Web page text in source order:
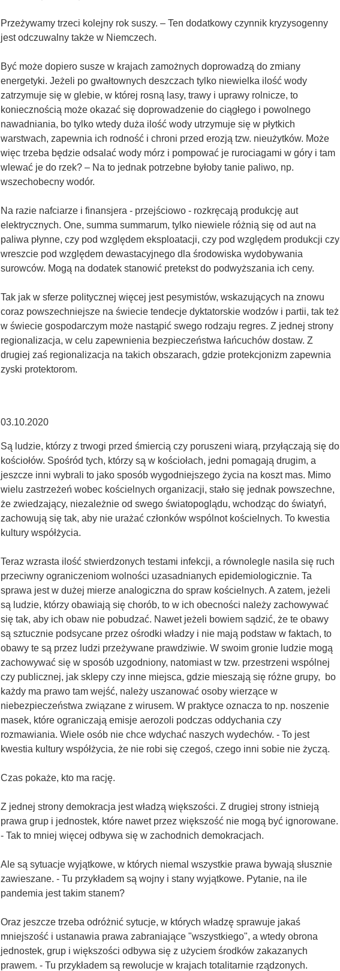
Przeżywamy trzeci kolejny rok suszy. – Ten dodatkowy czynnik kryzysogenny
jest odczuwalny także w Niemczech.
Być może dopiero susze w krajach zamożnych doprowadzą do zmiany
energetyki. Jeżeli po gwałtownych deszczach tylko niewielka ilość wody
zatrzymuje się w glebie, w której rosną lasy, trawy i uprawy rolnicze, to
koniecznością może okazać się doprowadzenie do ciągłego i powolnego
nawadniania, bo tylko wtedy duża ilość wody utrzymuje się w płytkich
warstwach, zapewnia ich rodność i chroni przed erozją tzw. nieużytków. Może
więc trzeba będzie odsalać wody mórz i pompować je rurociagami w góry i tam
wlewać je do rzek? – Na to jednak potrzebne byłoby tanie paliwo, np.
wszechobecny wodór.
Na razie nafciarze i finansjera - przejściowo - rozkręcają produkcję aut
elektrycznych. One, summa summarum, tylko niewiele różnią się od aut na
paliwa płynne, czy pod względem eksploatacji, czy pod względem produkcji czy
wreszcie pod względem dewastacyjnego dla środowiska wydobywania
surowców. Mogą na dodatek stanowić pretekst do podwyższania ich ceny.
Tak jak w sferze politycznej więcej jest pesymistów, wskazujących na znowu
coraz powszechniejsze na świecie tendecje dyktatorskie wodzów i partii, tak też
w świecie gospodarczym może nastąpić swego rodzaju regres. Z jednej strony
regionalizacja, w celu zapewnienia bezpieczeństwa łańcuchów dostaw. Z
drugiej zaś regionalizacja na takich obszarach, gdzie protekcjonizm zapewnia
zyski protektorom.
03.10.2020
Są ludzie, którzy z trwogi przed śmiercią czy poruszeni wiarą, przyłączają się do
kościołów. Spośród tych, którzy są w kościołach, jedni pomagają drugim, a
jeszcze inni wybrali to jako sposób wygodniejszego życia na koszt mas. Mimo
wielu zastrzeżeń wobec kościelnych organizacji, stało się jednak powszechne,
że zwiedzający, niezależnie od swego światopoglądu, wchodząc do światyń,
zachowują się tak, aby nie urażać członków wspólnot kościelnych. To kwestia
kultury współżycia.
Teraz wzrasta ilość stwierdzonych testami infekcji, a równolegle nasila się ruch
przeciwny ograniczeniom wolności uzasadnianych epidemiologicznie. Ta
sprawa jest w dużej mierze analogiczna do spraw kościelnych. A zatem, jeżeli
są ludzie, którzy obawiają się chorób, to w ich obecności należy zachowywać
się tak, aby ich obaw nie pobudzać. Nawet jeżeli bowiem sądzić, że te obawy
są sztucznie podsycane przez ośrodki władzy i nie mają podstaw w faktach, to
obawy te są przez ludzi przeżywane prawdziwie. W swoim gronie ludzie mogą
zachowywać się w sposób uzgodniony, natomiast w tzw. przestrzeni wspólnej
czy publicznej, jak sklepy czy inne miejsca, gdzie mieszają się różne grupy, bo
każdy ma prawo tam wejść, należy uszanować osoby wierzące w
niebezpieczeństwa związane z wirusem. W praktyce oznacza to np. noszenie
masek, które ograniczają emisje aerozoli podczas oddychania czy
rozmawiania. Wiele osób nie chce wdychać naszych wydechów. - To jest
kwestia kultury współżycia, że nie robi się czegoś, czego inni sobie nie życzą.
Czas pokaże, kto ma rację.
Z jednej strony demokracja jest władzą większości. Z drugiej strony istnieją
prawa grup i jednostek, które nawet przez większość nie mogą być ignorowane.
- Tak to mniej więcej odbywa się w zachodnich demokracjach.
Ale są sytuacje wyjątkowe, w których niemal wszystkie prawa bywają słusznie
zawieszane. - Tu przykładem są wojny i stany wyjątkowe. Pytanie, na ile
pandemia jest takim stanem?
Oraz jeszcze trzeba odróżnić sytucje, w których władzę sprawuje jakaś
mniejszość i ustanawia prawa zabraniające "wszystkiego", a wtedy obrona
jednostek, grup i większości odbywa się z użyciem środków zakazanych
prawem. - Tu przykładem są rewolucje w krajach totalitarnie rządzonych.